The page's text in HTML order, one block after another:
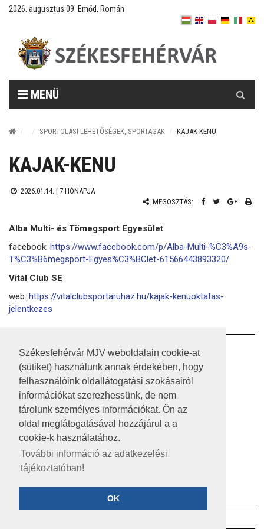
Székesfehérvár MJV weboldalain cookie-at
(sütiket) használunk annak érdekében, hogy
felhasználóink oldallátogatási szokásairól
információkat szerezhessünk, de nem
tárolunk személyes információkat. Ön az
oldal meglátogatásával hozzájárul a a
cookie-k használatához.
További információ az adatkezelési
tájékoztatóban!
OK
2026. augusztus 09. Emőd, Román
MENÜ
SPORTOLÁSI LEHETŐSÉGEK, SPORTÁGAK KAJAK-KENU
KAJAK-KENU
2026.01.14. | 7 HÓNAPJA
MEGOSZTÁS:
Alba Multi- és Tömegsport Egyesület
facebook: https://www.facebook.com/p/Alba-Multi-%C3%A9s-
T%C3%B6megsport-Egyes%C3%BClet-61566443893320/
Vitál Club SE
web: https://vitalclubsportaruhaz.hu/kajak-kenuoktatas-
jelentkezes
RSS
A HONLAP 2017.03.31-I ÁLLAPOTA
JOGI NYILATKOZAT
IMPRESSZUM
KÖZÉRDEKŰ ADATOK